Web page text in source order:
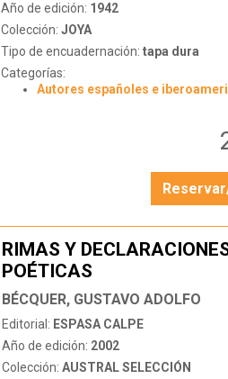
Año de edición: 1942
Colección: JOYA
Tipo de encuadernación: tapa dura
Categorías:
Autores españoles e
RIMAS Y
POÉTICAS
BÉCQUER, GUSTAVO ADOLFO
Editorial: ESPASA CALPE
Año de edición: 2002
Colección: AUSTRAL SELECCIÓN